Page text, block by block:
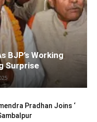
BJP’s Working
Surprise
Pradhan Joins ‘